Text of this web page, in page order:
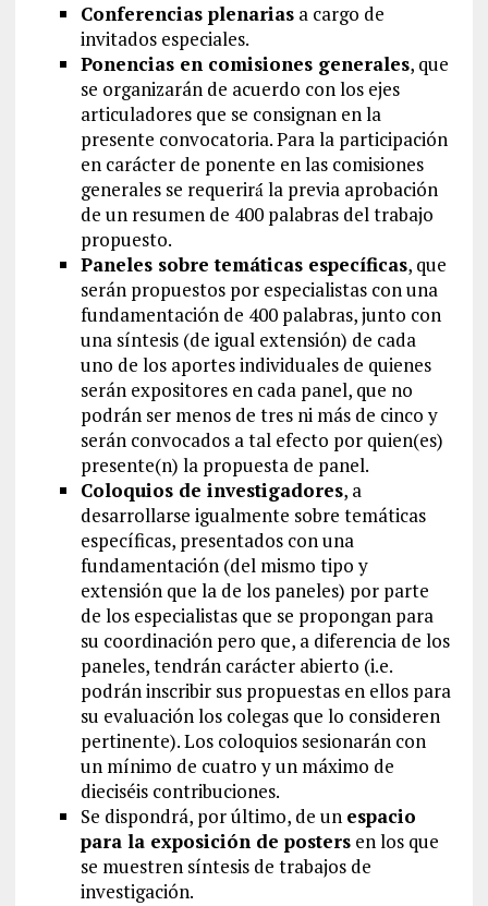
Conferencias plenariasa cargo de
invitados especiales.
Ponencias en comisiones generales, que
se organizarán de acuerdo con los ejes
articuladores que se consignan en la
presente convocatoria. Para la participación
en carácter de ponente en las comisiones
generales se requerirá́ la previa aprobación
de un resumen de 400 palabras del trabajo
propuesto.
Paneles sobre temáticas específicas, que
serán propuestos por especialistas con una
fundamentación de 400 palabras, junto con
una síntesis (de igual extensión) de cada
uno de los aportes individuales de quienes
serán expositores en cada panel, que no
podrán ser menos de tres ni más de cinco y
serán convocados a tal efecto por quien(es)
presente(n) la propuesta de panel.
Coloquios de investigadores, a
desarrollarse igualmente sobre temáticas
específicas, presentados con una
fundamentación (del mismo tipo y
extensión que la de los paneles) por parte
de los especialistas que se propongan para
su coordinación pero que, a diferencia de los
paneles, tendrán carácter abierto (i.e.
podrán inscribir sus propuestas en ellos para
su evaluación los colegas que lo consideren
pertinente). Los coloquios sesionarán con
un mínimo de cuatro y un máximo de
dieciséis contribuciones.
Se dispondrá, por último, de un espacio
para la exposición de postersen los que
se muestren síntesis de trabajos de
investigación.